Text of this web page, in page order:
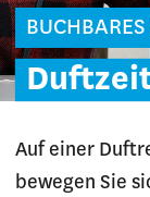
Auf einer
bewegen Sie